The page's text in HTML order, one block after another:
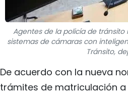
Agentes de la policía de
sistemas de cámaras con
Tránsito,
De acuerdo con la nueva
trámites de matriculación a